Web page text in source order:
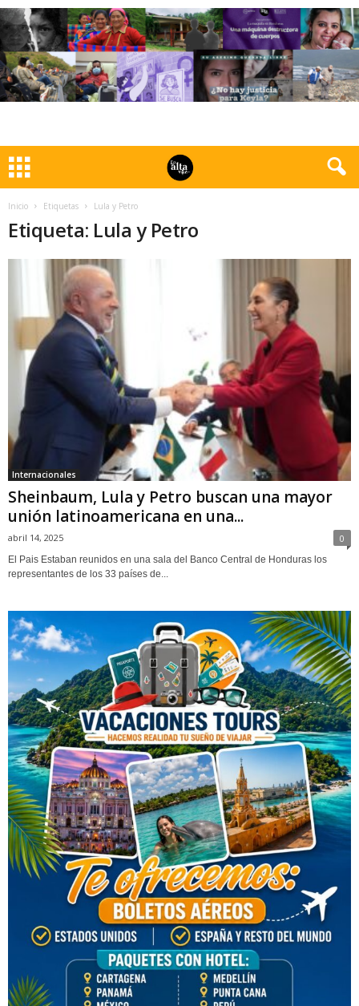
Inicio Etiquetas Lula y Petro
Etiqueta: Lula y Petro
Internacionales
Sheinbaum, Lula y Petro buscan una mayor
unión latinoamericana en una...
abril 14, 2025 0
El Pais Estaban reunidos en una sala del Banco Central de Honduras los
representantes de los 33 países de...